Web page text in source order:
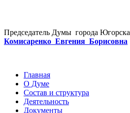
Председатель Думы города Югорска
Комисаренко Евгения Борисовна
Главная
О Думе
Состав и структура
Деятельность
Документы